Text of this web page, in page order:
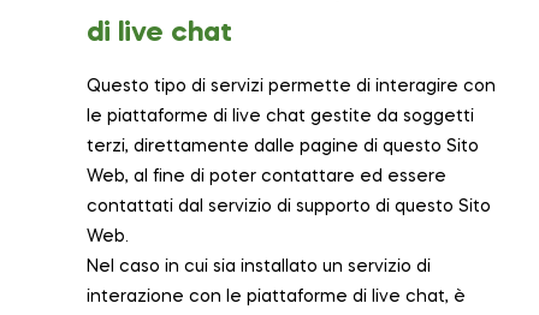
di live chat
Questo tipo di servizi permette di interagire con
le piattaforme di live chat gestite da soggetti
terzi, direttamente dalle pagine di questo Sito
Web, al fine di poter contattare ed essere
contattati dal servizio di supporto di questo Sito
Web.
Nel caso in cui sia installato un servizio di
interazione con le piattaforme di live chat, è